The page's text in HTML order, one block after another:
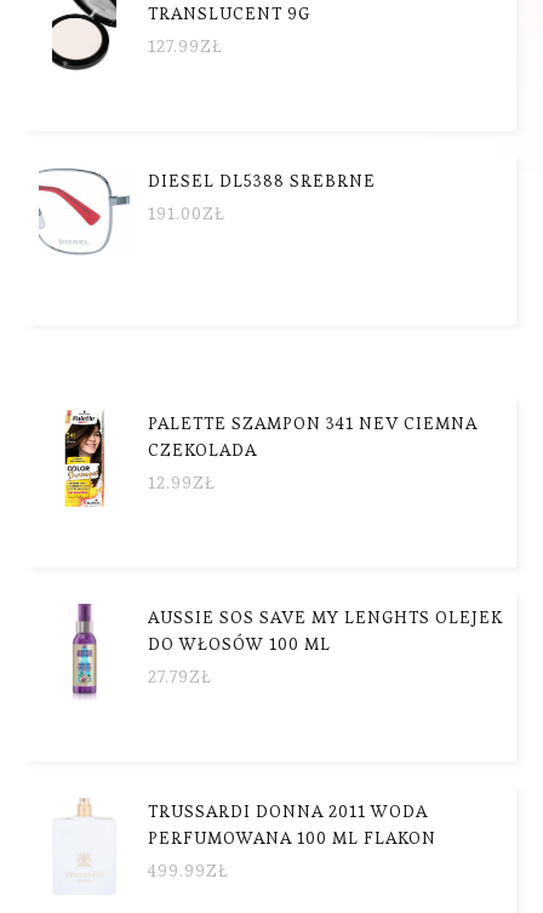
TRANSLUCENT 9G
127.99ZŁ
DIESEL DL5388 SREBRNE
191.00ZŁ
PALETTE SZAMPON 341 NEV CIEMNA
CZEKOLADA
12.99ZŁ
AUSSIE SOS SAVE MY LENGHTS OLEJEK
DO WŁOSÓW 100 ML
27.79ZŁ
TRUSSARDI DONNA 2011 WODA
PERFUMOWANA 100 ML FLAKON
499.99ZŁ